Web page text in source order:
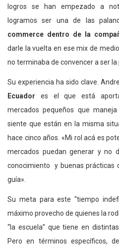
logros se han empezado a
logramos ser una de las
commerce dentro de la
darle la vuelta en ese mix de
no terminaba de convencer a ser la
Su experiencia ha sido clave.
Ecuador es el que está
mercados pequeños que
siente que están en la misma
hace cinco años. «Mi rol acá es
mercados puedan generar y no
conocimiento y buenas prácticas
guía».
Su meta para este “tiempo
máximo provecho de quienes la
“la escuela” que tiene en
Pero en términos específicos,